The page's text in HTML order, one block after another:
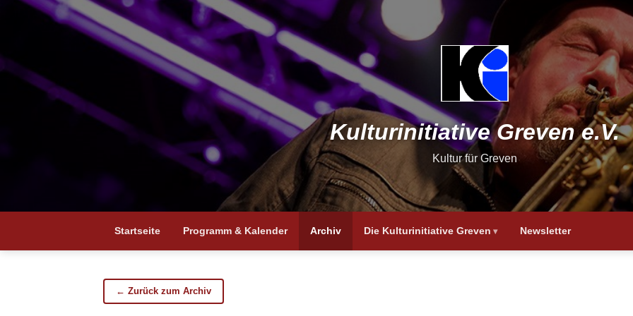
Kulturinitiative Greven e.V.
Kultur für Greven
Startseite Programm & Kalender Archiv Die Kulturinitiative Greven Newsletter
← Zurück zum Archiv